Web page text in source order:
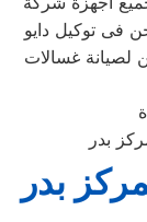
فى توكيل دايو
لصيانة غسالات
بدر
بدر